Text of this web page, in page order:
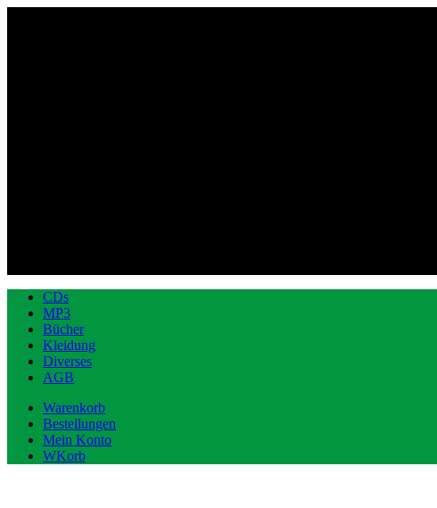
CDs
MP3
Bücher
Kleidung
Diverses
AGB
Warenkorb
Bestellungen
Mein Konto
WKorb